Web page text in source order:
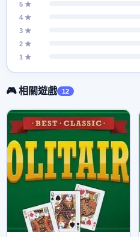
5 ★
4 ★
3 ★
2 ★
1 ★
🎮 相關遊戲 12